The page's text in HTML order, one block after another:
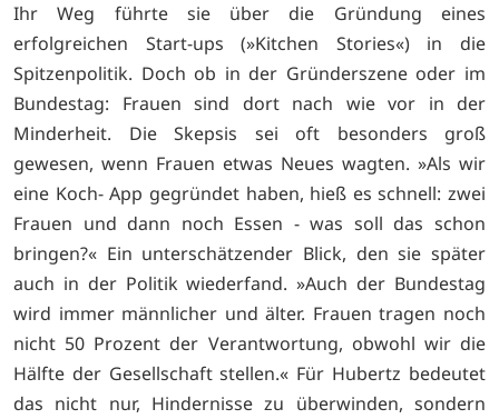
Ihr Weg führte sie über die Gründung eines
erfolgreichen Start-ups (»Kitchen Stories«) in die
Spitzenpolitik. Doch ob in der Gründerszene oder im
Bundestag: Frauen sind dort nach wie vor in der
Minderheit. Die Skepsis sei oft besonders groß
gewesen, wenn Frauen etwas Neues wagten. »Als wir
eine Koch- App gegründet haben, hieß es schnell: zwei
Frauen und dann noch Essen - was soll das schon
bringen?« Ein unterschätzender Blick, den sie später
auch in der Politik wiederfand. »Auch der Bundestag
wird immer männlicher und älter. Frauen tragen noch
nicht 50 Prozent der Verantwortung, obwohl wir die
Hälfte der Gesellschaft stellen.« Für Hubertz bedeutet
das nicht nur, Hindernisse zu überwinden, sondern